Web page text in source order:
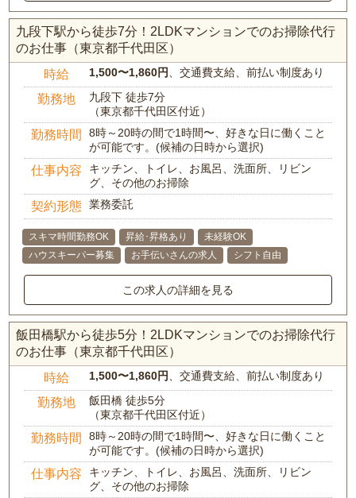
九段下駅から徒歩7分！2LDKマンションでのお掃除代行
のお仕事（東京都千代田区）
時給 1,500〜1,860円 、交通費支給、前払い制度あり
勤務地
九段下 徒歩7分
（東京都千代田区付近）
勤務時間
8時～20時の間で1時間〜、好きな日に働くこと
が可能です。(候補の日時から選択)
仕事内容
キッチン、トイレ、お風呂、洗面所、リビン
グ、その他のお掃除
契約形態 業務委託
スキマ時間勤務OK 昇給･昇格あり
未経験OK
ハウスキーパー募集
お手伝いさんの求人 シフト自由
この求人の詳細を見る
飯田橋駅から徒歩5分！2LDKマンションでのお掃除代行
のお仕事（東京都千代田区）
時給 1,500〜1,860円 、交通費支給、前払い制度あり
勤務地
飯田橋 徒歩5分
（東京都千代田区付近）
勤務時間
8時～20時の間で1時間〜、好きな日に働くこと
が可能です。(候補の日時から選択)
仕事内容
キッチン、トイレ、お風呂、洗面所、リビン
グ、その他のお掃除